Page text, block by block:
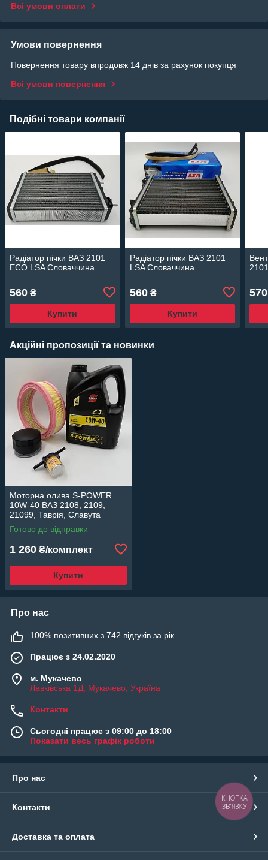
Всі умови оплати
Умови повернення
Повернення товару впродовж 14 днів за рахунок покупця
Всі умови повернення
Подібні товари компанії
Радіатор пічки ВАЗ 2101
ECO LSA Словаччина
560 ₴
Купити
Радіатор пічки ВАЗ 2101
LSA Словаччина
560₴
Купити
570
Акційні пропозиції та новинки
Моторна олива S-POWER
10W-40 ВАЗ 2108, 2109,
21099, Таврія, Славута
карбюратор комплект фільтр
масляний, повітряний,
Готово до відправки
1 260 ₴/комплект
Купити
Про нас
100% позитивних з 742 відгуків за рік
Працює з 24.02.2020
м. Мукачево
Лавківська 1Д, Мукачево, Україна
Контакти
Сьогодні працює з 09:00 до 18:00
Показати весь графік роботи
Про нас
Контакти
Доставка та оплата
КНОПКА
ЗВ'ЯЗКУ